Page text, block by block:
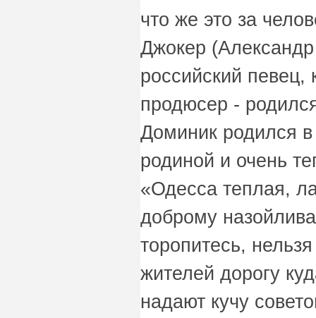
что же это за
Джокер
российский певец,
продюсер -
Доминик родился
родиной и очень
«Одесса теплая,
доброму
торопитесь,
жителей дорогу
надают кучу